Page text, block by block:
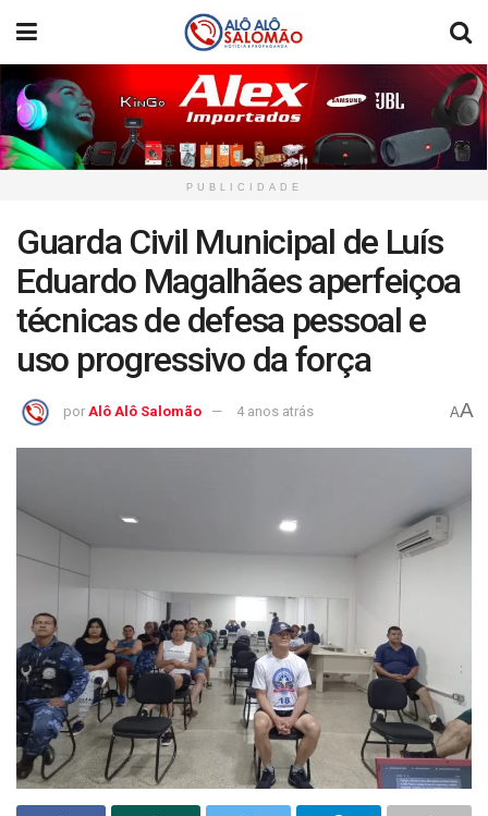
PUBLICIDADE
Guarda Civil Municipal de Luís
Eduardo Magalhães aperfeiçoa
técnicas de defesa pessoal e
uso progressivo da força
por Alô Alô Salomão 4 anos atrás AA